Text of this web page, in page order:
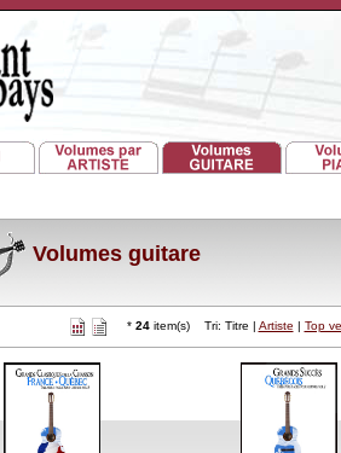
Volumes guitare
* 24item(s) Tri: Titre | Artiste | Top